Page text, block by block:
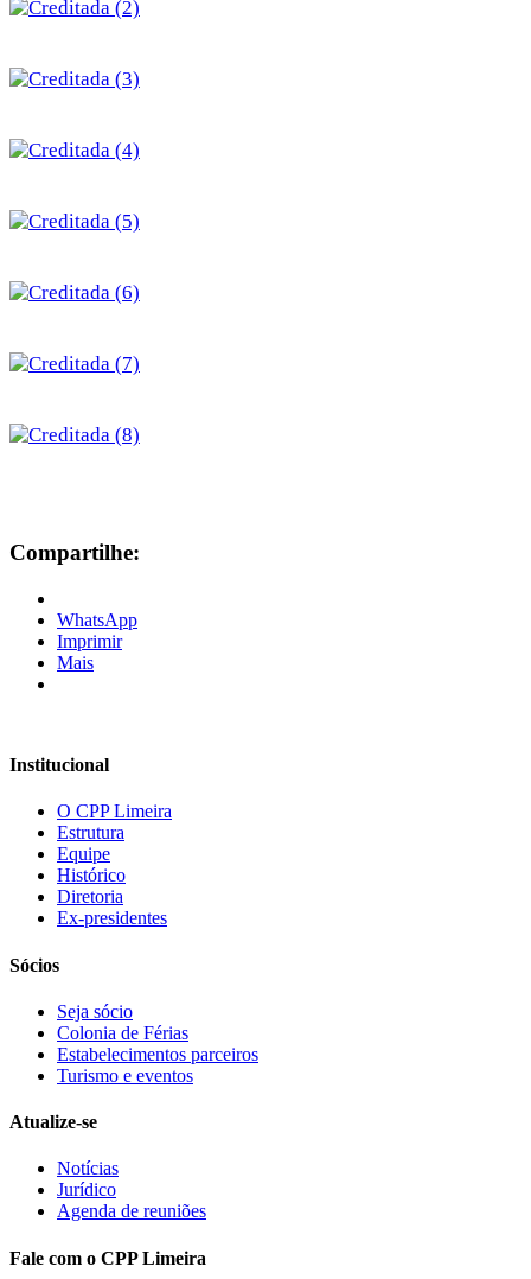
Compartilhe:
WhatsApp
Imprimir
Mais
Institucional
O CPP Limeira
Estrutura
Equipe
Histórico
Diretoria
Ex-presidentes
Sócios
Seja sócio
Colonia de Férias
Estabelecimentos parceiros
Turismo e eventos
Atualize-se
Notícias
Jurídico
Agenda de reuniões
Fale com o CPP Limeira